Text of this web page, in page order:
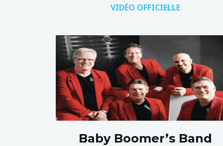
VIDÉO OFFICIELLE
Baby Boomer’s Band